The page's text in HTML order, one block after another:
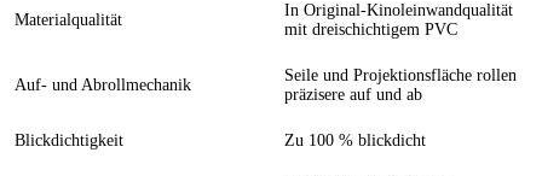
Materialqualität
In Original-Kinoleinwandqualität
mit dreischichtigem PVC
Auf- und Abrollmechanik
Seile und Projektionsfläche rollen
präzisere auf und ab
Blickdichtigkeit Zu 100 % blickdicht